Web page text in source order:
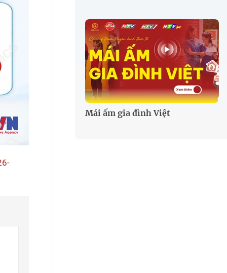
Mái ấm gia đình Việt